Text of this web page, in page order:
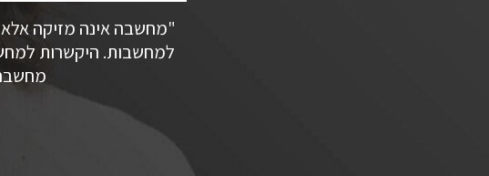
"מחשבה אינה מזיקה
למחשבות. היקשרות